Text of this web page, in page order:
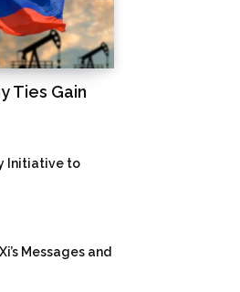
Ties Gain
Initiative to
Messages and